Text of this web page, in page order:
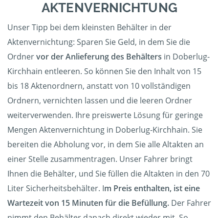
AKTENVERNICHTUNG
Unser Tipp bei dem kleinsten Behälter in der
Aktenvernichtung: Sparen Sie Geld, in dem Sie die
Ordnervor der Anlieferung des Behälters in Doberlug-
Kirchhain entleeren. So können Sie den Inhalt von 15
bis 18 Aktenordnern, anstatt von 10 vollständigen
Ordnern, vernichten lassen und die leeren Ordner
weiterverwenden. Ihre preiswerte Lösung für geringe
Mengen Aktenvernichtung in Doberlug-Kirchhain. Sie
bereiten die Abholung vor, in dem Sie alle Altakten an
einer Stelle zusammentragen. Unser Fahrer bringt
Ihnen die Behälter, und Sie füllen die Altakten in den 70
Liter Sicherheitsbehälter. Im Preis enthalten, ist eine
Wartezeit von 15 Minuten für die Befüllung. Der Fahrer